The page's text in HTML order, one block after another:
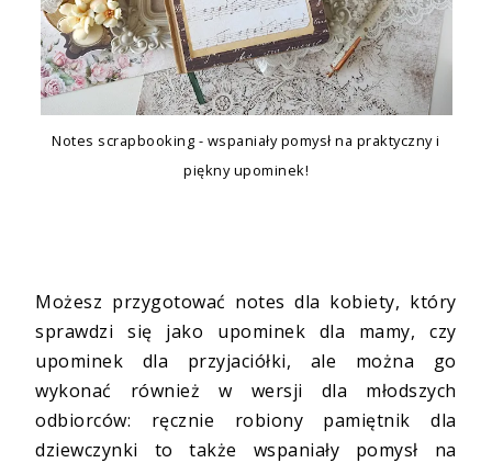
Notes scrapbooking - wspaniały pomysł na praktyczny i
piękny upominek!
Możesz przygotować notes dla kobiety, który
sprawdzi się jako upominek dla mamy, czy
upominek dla przyjaciółki, ale można go
wykonać również w wersji dla młodszych
odbiorców: ręcznie robiony pamiętnik dla
dziewczynki to także wspaniały pomysł na